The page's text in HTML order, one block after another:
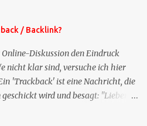
/ Backlink?
Diskussion den Eindruck
nicht klar sind, versuche ich hier
'Trackback' ist eine Nachricht, die
wird und besagt: "Lieber